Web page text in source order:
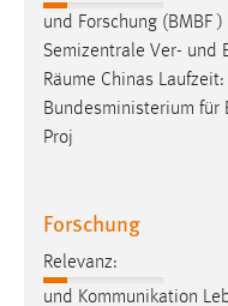
und Forschung (BMBF
Semizentrale Ver- und
Räume Chinas
Bundesministerium für
Proj
Forschung
Relevanz:
und Kommunikation